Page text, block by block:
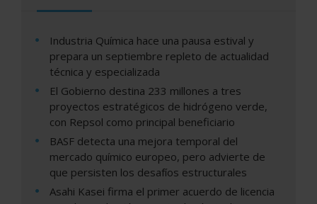
Industria Química hace una pausa estival y
prepara un septiembre repleto de actualidad
técnica y especializada
El Gobierno destina 233 millones a tres
proyectos estratégicos de hidrógeno verde,
con Repsol como principal beneficiario
BASF detecta una mejora temporal del
mercado químico europeo, pero advierte de
que persisten los desafíos estructurales
Asahi Kasei firma el primer acuerdo de licencia